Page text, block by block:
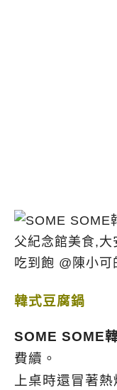
韓式豆腐鍋
SOME SOME
費續。
上桌時還冒著